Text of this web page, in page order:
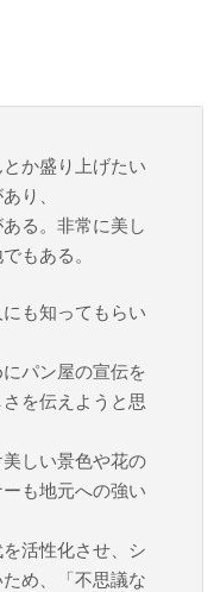
か盛り上げたい
り、
る。非常に美し
もある。
も知ってもらい
パン屋の宣伝を
を伝えようと思
しい景色や花の
も地元への強い
活性化させ、シ
め、「不思議な